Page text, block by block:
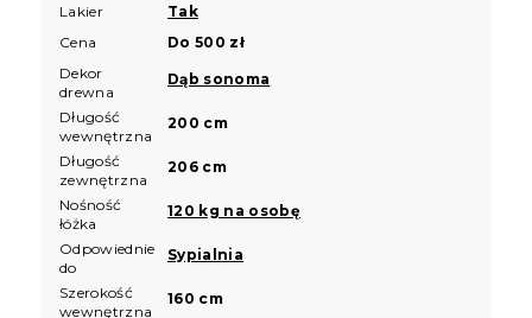
Lakier
Tak
Cena
Do 500 zł
Dekor
drewna
Dąb sonoma
Długość
wewnętrzna
200 cm
Długość
zewnętrzna
206 cm
Nośność
łóżka
120 kg na osobę
Odpowiednie
do
Sypialnia
Szerokość
wewnętrzna
160 cm